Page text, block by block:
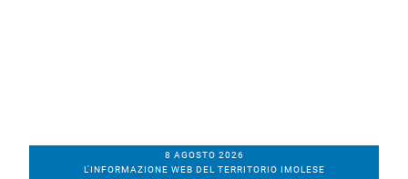
8 AGOSTO 2026
L'INFORMAZIONE WEB DEL TERRITORIO IMOLESE